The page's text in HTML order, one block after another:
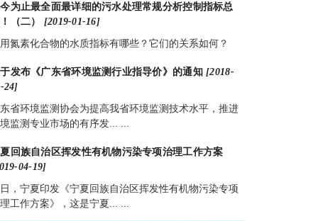
为止最全面最详细的污水处理常规分析控制指标总
（二） [2019-01-16]
氮素化合物的水质指标有哪些？它们的关系如何？
发布《广东省环境监测行业指导价》的通知[2018-
24]
省环境监测协会为提高我省环境监测技术水平，推进
监测专业市场的有序发... ...
回族自治区挥发性有机物污染专项治理工作方案
04-19]
，宁夏印发《宁夏回族自治区挥发性有机物污染专项
工作方案》，这是宁夏... ...